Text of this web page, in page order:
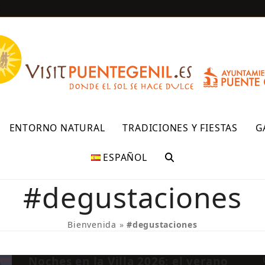
ENTORNO NATURAL TRADICIONES Y FIESTAS
ESPAÑOL
#degustaciones
Bienvenida »#degustaciones